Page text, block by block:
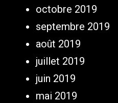
octobre 2019
septembre 2019
août 2019
juillet 2019
juin 2019
mai 2019